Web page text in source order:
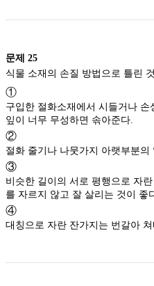
문제 25
①
구입한 절화소재에서 시들거나
잎이 너무 무성하면 솎아준다.
②
절화 줄기나 나뭇가지 아랫부분의
③
비슷한 길이의 서로 평행으로 자
를 자르지 않고 잘 살리는 것이 좋
④
대칭으로 자란 잔가지는 번갈아